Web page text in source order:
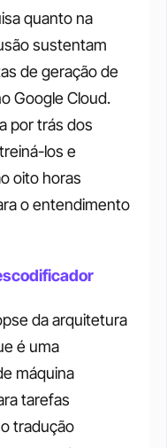
quanto na
sustentam
de geração de
Google Cloud.
por trás dos
los e
oito horas
o entendimento
da arquitetura
é uma
máquina
tarefas
tradução